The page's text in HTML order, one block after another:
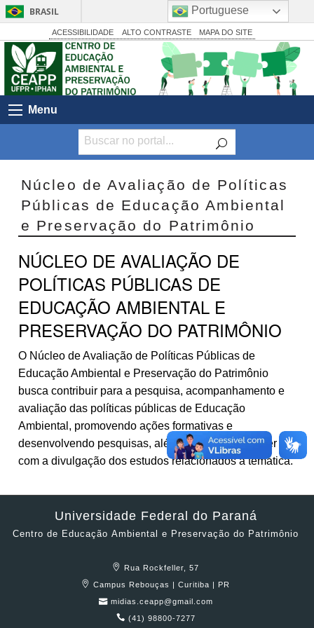
BRASIL
Simplifique!
Comunica BR
Participe
Legislação
Canais
ACESSIBILIDADE ALTO CONTRASTE MAPA DO SITE
Menu
Núcleo de Avaliação de Políticas
Públicas de Educação Ambiental
e Preservação do Patrimônio
NÚCLEO DE AVALIAÇÃO DE
POLÍTICAS PÚBLICAS DE
EDUCAÇÃO AMBIENTAL E
PRESERVAÇÃO DO PATRIMÔNIO
O Núcleo de Avaliação de Políticas Públicas de
Educação Ambiental e Preservação do Patrimônio
busca contribuir para a pesquisa, acompanhamento e
avaliação das políticas públicas de Educação
Ambiental, promovendo ações formativas e
desenvolvendo pesquisas, além de se comprometer
com a divulgação dos estudos relacionados à temática.
Universidade Federal do Paraná
Centro de Educação Ambiental e Preservação do Patrimônio
Rua Rockfeller, 57
Campus Rebouças | Curitiba | PR
midias.ceapp@gmail.com
(41) 98800-7277
Portuguese